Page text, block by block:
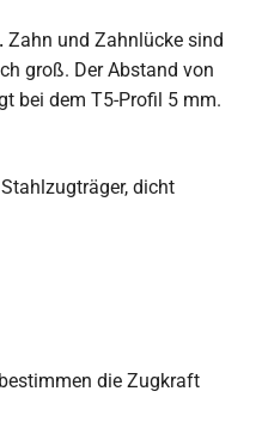
Zahn und Zahnlücke sind
groß. Der Abstand von
bei dem T5-Profil 5 mm.
die Zugkraft